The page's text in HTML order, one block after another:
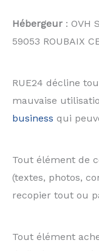
Hébergeur : OVH
59053 ROUBAIX
RUE24 décline
mauvaise
business qui
Tout élément de
(textes, photos,
recopier tout ou
Tout élément